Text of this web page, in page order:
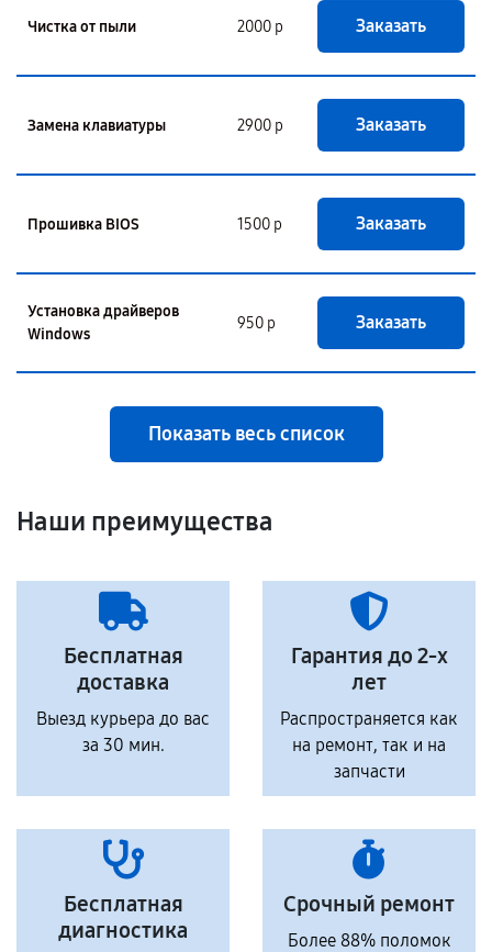
Чистка от пыли 2000 р Заказать
Замена клавиатуры 2900 р Заказать
Прошивка BIOS 1500 р Заказать
Установка драйверов
Windows
950 р Заказать
Показать весь список
Наши преимущества
Бесплатная
доставка
Выезд курьера до вас
за 30 мин.
Гарантия до 2-х
лет
Распространяется как
на ремонт, так и на
запчасти
Бесплатная
диагностика
Срочный ремонт
Более 88% поломок